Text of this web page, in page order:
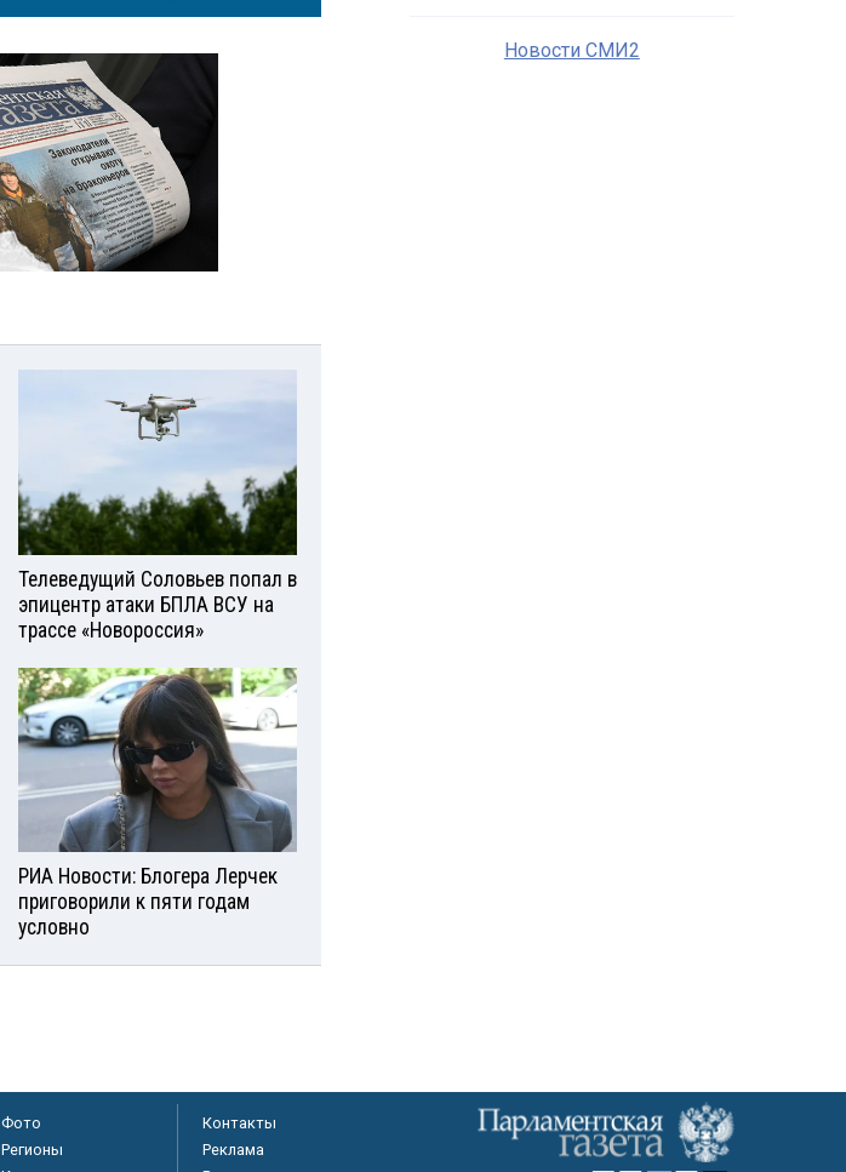
Телеведущий Соловьев попал в
эпицентр атаки БПЛА ВСУ на
трассе «Новороссия»
РИА Новости: Блогера Лерчек
приговорили к пяти годам
условно
Новости СМИ2
Фото
Регионы
Контакты
Реклама